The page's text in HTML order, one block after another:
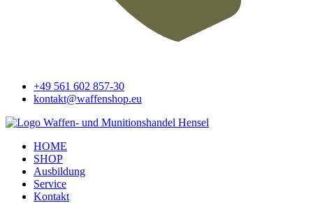
+49 561 602 857-30
kontakt@waffenshop.eu
HOME
SHOP
Ausbildung
Service
Kontakt